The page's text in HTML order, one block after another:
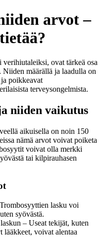
arvot –
ovat tärkeä osa
määrällä ja laadulla on
poikkeavat
terveysongelmista.
niiden vaikutus
aikuisella on noin 150
nämä arvot voivat poiketa
voivat olla merkki
tai kilpirauhasen
lasku voi
syövästä.
– Useat tekijät, kuten
lääkkeet, voivat alentaa